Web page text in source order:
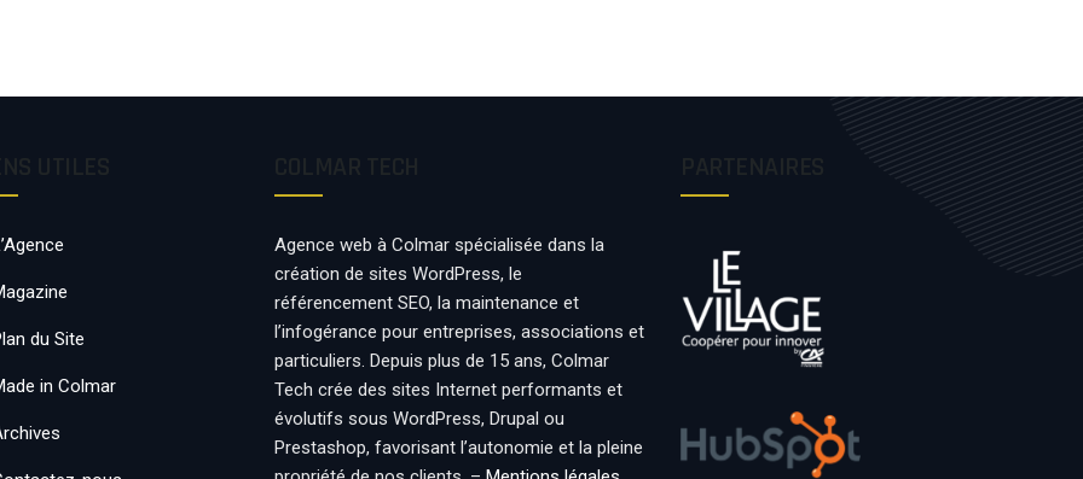
du Site
in Colmar
Agence web à Colmar spécialisée dans la
création de sites WordPress, le
référencement SEO, la maintenance et
l’infogérance pour entreprises, associations et
particuliers. Depuis plus de 15 ans, Colmar
Tech crée des sites Internet performants et
évolutifs sous WordPress, Drupal ou
Prestashop, favorisant l’autonomie et la pleine